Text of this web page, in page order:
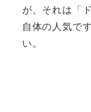
が、それは「
自体の人気で
い。